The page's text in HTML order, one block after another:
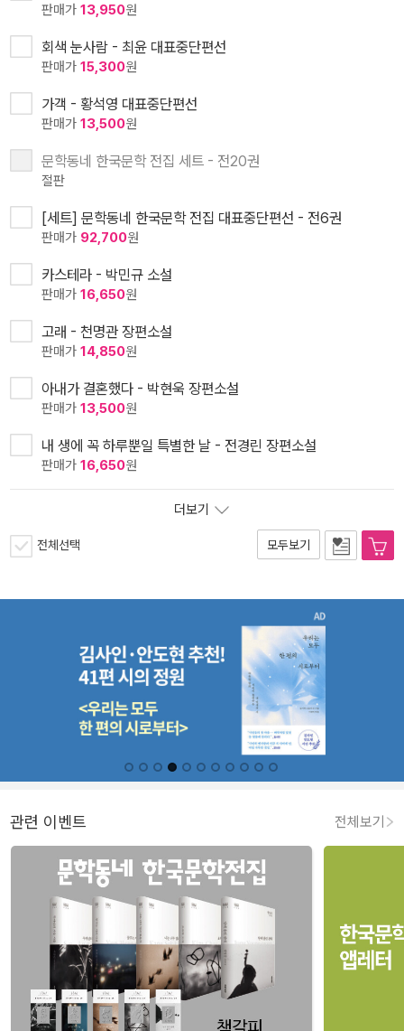
판매가 13,950원
회색 눈사람 - 최윤 대표중단편선
판매가 15,300원
가객 - 황석영 대표중단편선
판매가 13,500원
문학동네 한국문학 전집 세트 - 전20권
절판
[세트] 문학동네 한국문학 전집 대표중단편선 - 전6권
판매가 92,700원
카스테라 - 박민규 소설
판매가 16,650원
고래 - 천명관 장편소설
판매가 14,850원
아내가 결혼했다 - 박현욱 장편소설
판매가 13,500원
내 생에 꼭 하루뿐일 특별한 날 - 전경린 장편소설
판매가 16,650원
더보기
전체선택 모두보기
관련 이벤트 전체보기